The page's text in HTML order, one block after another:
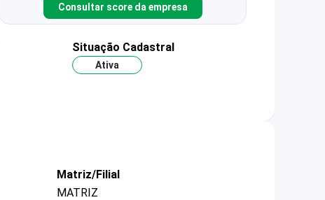
Consultar score da empresa
Situação Cadastral
Ativa
Matriz/Filial
MATRIZ